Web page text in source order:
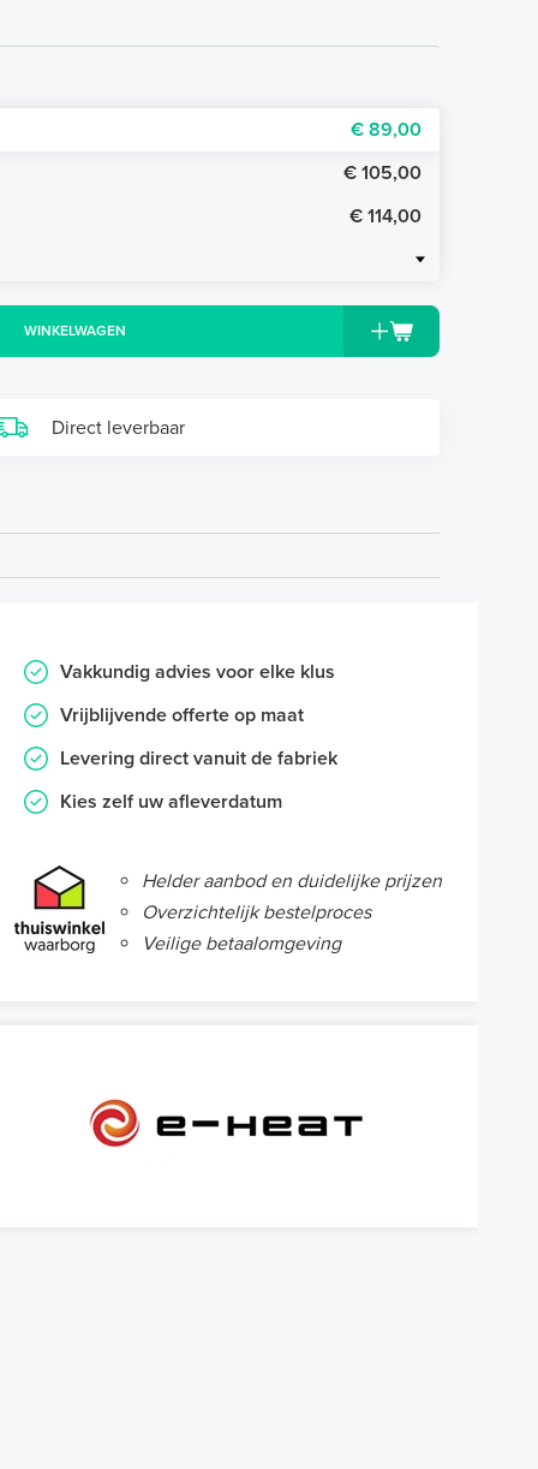
€ 89,00
€ 105,00
€ 114,00
WINKELWAGEN
Direct leverbaar
Vakkundig advies voor elke klus
Vrijblijvende offerte op maat
Levering direct vanuit de fabriek
Kies zelf uw afleverdatum
Helder aanbod en duidelijke prijzen
Overzichtelijk bestelproces
Veilige betaalomgeving